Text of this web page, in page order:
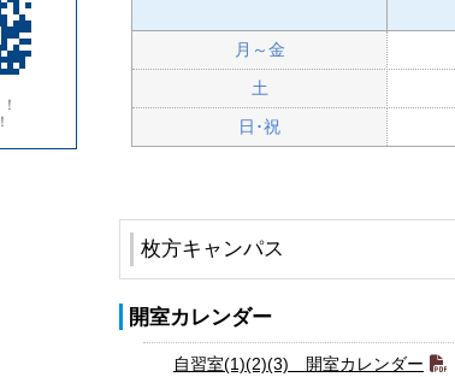
月～金
土
日･祝
枚方キャンパス
開室カレンダー
自習室(1)(2)(3) 開室カレンダー